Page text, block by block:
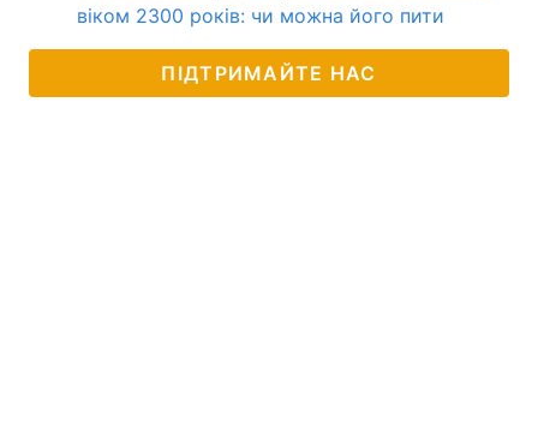
віком 2300 років: чи можна його пити
ПІДТРИМАЙТЕ НАС